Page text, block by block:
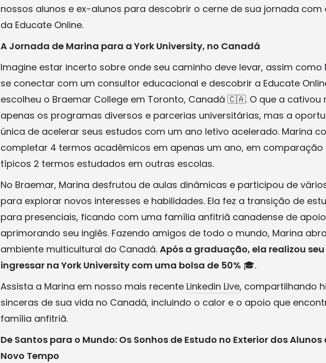
nossos alunos e ex-alunos para descobrir o cerne de sua jornada com
da Educate Online.
A Jornada de Marina para a York University, no Canadá
Imagine estar incerto sobre onde seu caminho deve levar, assim como
se conectar com um consultor educacional e descobrir a Educate
escolheu o Braemar College em Toronto, Canadá 🇨🇦. O que a cativou
apenas os programas diversos e parcerias universitárias, mas a
única de acelerar seus estudos com um ano letivo acelerado. Marina
completar 4 termos acadêmicos em apenas um ano, em comparação
típicos 2 termos estudados em outras escolas.
No Braemar, Marina desfrutou de aulas dinâmicas e participou de
para explorar novos interesses e habilidades. Ela fez a transição de
para presenciais, ficando com uma família anfitriã canadense de
aprimorando seu inglês. Fazendo amigos de todo o mundo, Marina
ambiente multicultural do Canadá. Após a graduação, ela realizou
ingressar na York University com uma bolsa de 50% 🎓.
Assista a Marina em nosso mais recente Linkedin Live, compartilhando
sinceras de sua vida no Canadá, incluindo o calor e o apoio que
família anfitriã.
De Santos para o Mundo: Os Sonhos de Estudo no Exterior dos Alunos
Novo Tempo